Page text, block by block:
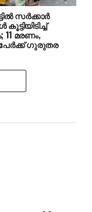
സര്‍ക്കാര്‍
മരണം,
ഗുരുതര